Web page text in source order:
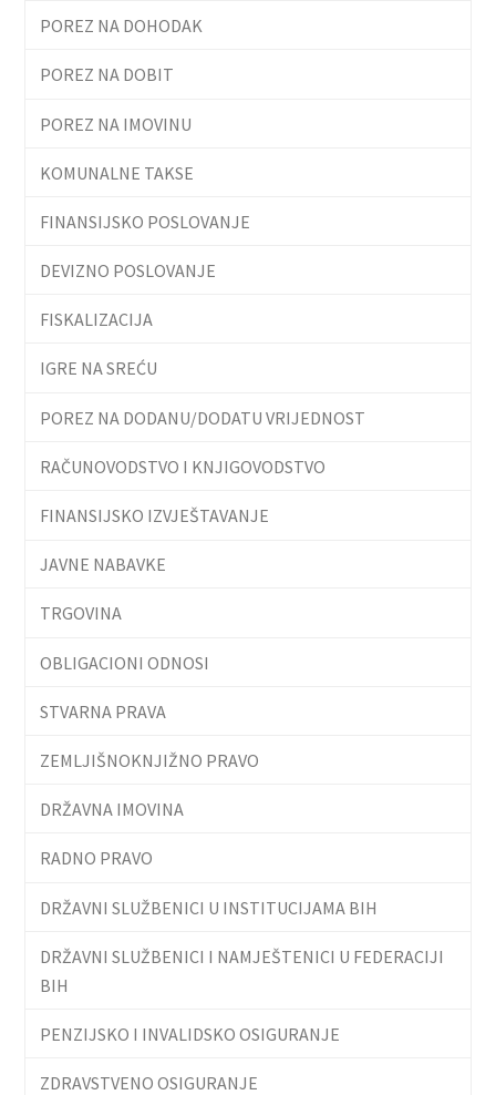
POREZ NA DOHODAK
POREZ NA DOBIT
POREZ NA IMOVINU
KOMUNALNE TAKSE
FINANSIJSKO POSLOVANJE
DEVIZNO POSLOVANJE
FISKALIZACIJA
IGRE NA SREĆU
POREZ NA DODANU/DODATU VRIJEDNOST
RAČUNOVODSTVO I KNJIGOVODSTVO
FINANSIJSKO IZVJEŠTAVANJE
JAVNE NABAVKE
TRGOVINA
OBLIGACIONI ODNOSI
STVARNA PRAVA
ZEMLJIŠNOKNJIŽNO PRAVO
DRŽAVNA IMOVINA
RADNO PRAVO
DRŽAVNI SLUŽBENICI U INSTITUCIJAMA BIH
DRŽAVNI SLUŽBENICI I NAMJEŠTENICI U FEDERACIJI
BIH
PENZIJSKO I INVALIDSKO OSIGURANJE
ZDRAVSTVENO OSIGURANJE